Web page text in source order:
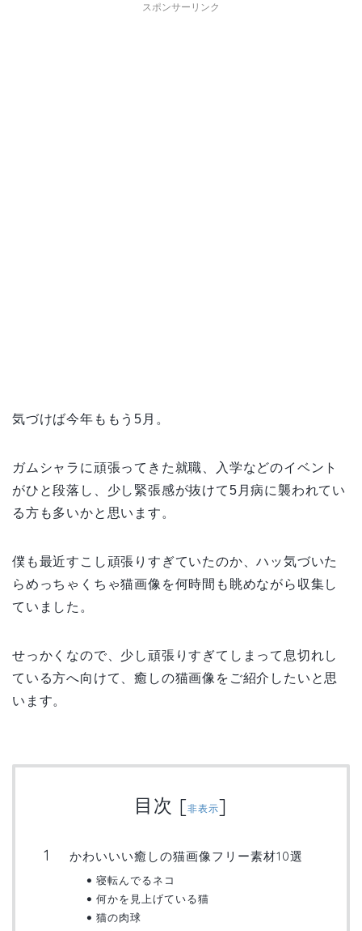
スポンサーリンク
気づけば今年ももう5月。
ガムシャラに頑張ってきた就職、入学などのイベント
がひと段落し、少し緊張感が抜けて5月病に襲われてい
る方も多いかと思います。
僕も最近すこし頑張りすぎていたのか、ハッ気づいた
らめっちゃくちゃ猫画像を何時間も眺めながら収集し
ていました。
せっかくなので、少し頑張りすぎてしまって息切れし
ている方へ向けて、癒しの猫画像をご紹介したいと思
います。
目次 [非表示]
かわいいい癒しの猫画像フリー素材10選
寝転んでるネコ
何かを見上げている猫
猫の肉球